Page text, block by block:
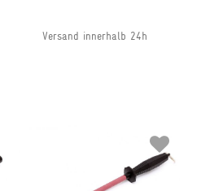
Versand innerhalb 24h